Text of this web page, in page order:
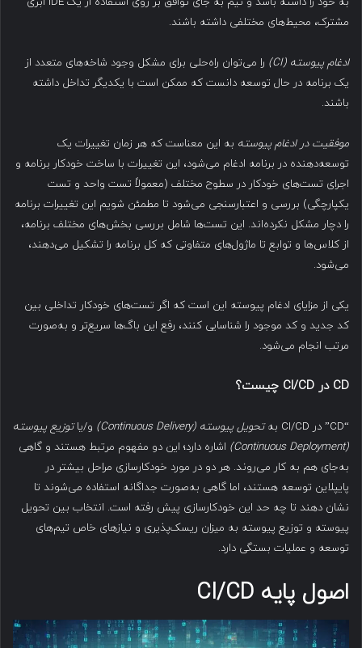
مشترک، محیط‌های مختلفی داشته باشند.
ادغام پیوسته (CI)
را می‌توان راه‌حلی برای مشکل وجود شاخه‌های متعدد از
یک برنامه در حال توسعه دانست که ممکن است با یکدیگر تداخل داشته
باشند.
موفقیت در ادغام پیوسته به این معناست که هر زمان تغییرات یک
توسعه‌دهنده در برنامه ادغام می‌شود، این تغییرات با ساخت خودکار برنامه و
اجرای تست‌های خودکار در سطوح مختلف (معمولاً تست واحد و تست
یکپارچگی) بررسی و اعتبارسنجی می‌شود تا مطمئن شویم این تغییرات برنامه
را دچار مشکل نکرده‌اند. این تست‌ها شامل بررسی بخش‌های مختلف برنامه،
از کلاس‌ها و توابع تا ماژول‌های متفاوتی که کل برنامه را تشکیل می‌دهند،
می‌شود.
یکی از مزایای ادغام پیوسته این است که اگر تست‌های خودکار تداخلی بین
کد جدید و کد موجود را شناسایی کنند، رفع این باگ‌ها سریع‌تر و به‌صورت
مرتب انجام می‌شود.
CD در چیست؟
“CD” در CI/CD به تحویل پیوسته (Continuous Delivery) و/یاتوزیع پیوسته
(Continuous Deployment)
اشاره دارد؛ این دو مفهوم مرتبط هستند و گاهی
به‌جای هم به کار می‌روند. هر دو در مورد خودکارسازی مراحل بیشتر در
پایپلاین توسعه هستند، اما گاهی به‌صورت جداگانه استفاده می‌شوند تا
نشان دهند تا چه حد این خودکارسازی پیش رفته است. انتخاب بین تحویل
پیوسته و توزیع پیوسته به میزان ریسک‌پذیری و نیازهای خاص تیم‌های
توسعه و عملیات بستگی دارد.
اصول پایه